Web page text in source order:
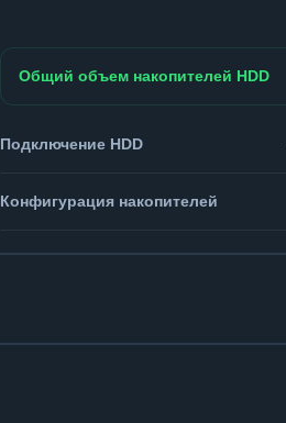
Общий объем накопителей HDD
Подключение HDD
Конфигурация накопителей